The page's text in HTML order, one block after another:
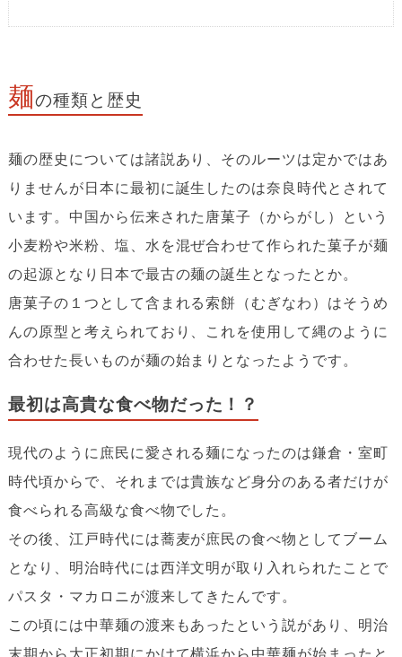
麺の種類と歴史
麺の歴史については諸説あり、そのルーツは定かではあ
りませんが日本に最初に誕生したのは奈良時代とされて
います。中国から伝来された唐菓子（からがし）という
小麦粉や米粉、塩、水を混ぜ合わせて作られた菓子が麺
の起源となり日本で最古の麺の誕生となったとか。
唐菓子の１つとして含まれる索餅（むぎなわ）はそうめ
んの原型と考えられており、これを使用して縄のように
合わせた長いものが麺の始まりとなったようです。
最初は高貴な食べ物だった！？
現代のように庶民に愛される麺になったのは鎌倉・室町
時代頃からで、それまでは貴族など身分のある者だけが
食べられる高級な食べ物でした。
その後、江戸時代には蕎麦が庶民の食べ物としてブーム
となり、明治時代には西洋文明が取り入れられたことで
パスタ・マカロニが渡来してきたんです。
この頃には中華麺の渡来もあったという説があり、明治
末期から大正初期にかけて横浜から中華麺が始まったと